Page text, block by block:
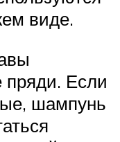
виде.
пряди. Если
шампунь